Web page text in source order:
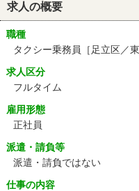
求人の概要
職種
タクシー乗務員［足立区／
求人区分
フルタイム
雇用形態
正社員
派遣・請負等
派遣・請負ではない
仕事の内容